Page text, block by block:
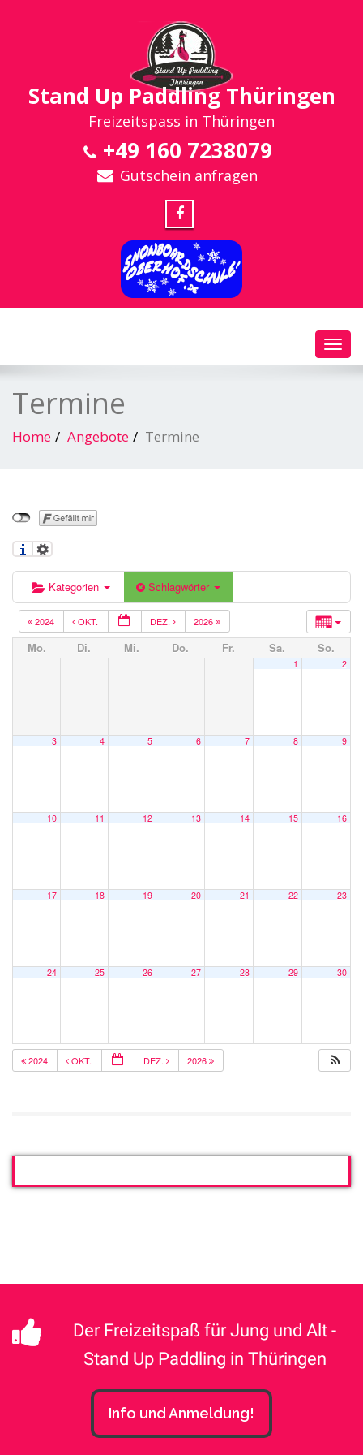
Stand Up Paddling Thüringen
Freizeitspass in Thüringen
+49 160 7238079
Gutschein anfragen
Termine
Home Angebote Termine
Kategorien Schlagwörter
2024 OKT. DEZ. 2026
Mo. Di. Mi. Do. Fr. Sa. So.
1 2
3 4 5 6 7 8 9
10 11 12 13 14 15 16
17 18 19 20 21 22 23
24 25 26 27 28 29 30
2024 OKT. DEZ. 2026
Der Freizeitspaß für Jung und Alt -
Stand Up Paddling in Thüringen
Info und Anmeldung!